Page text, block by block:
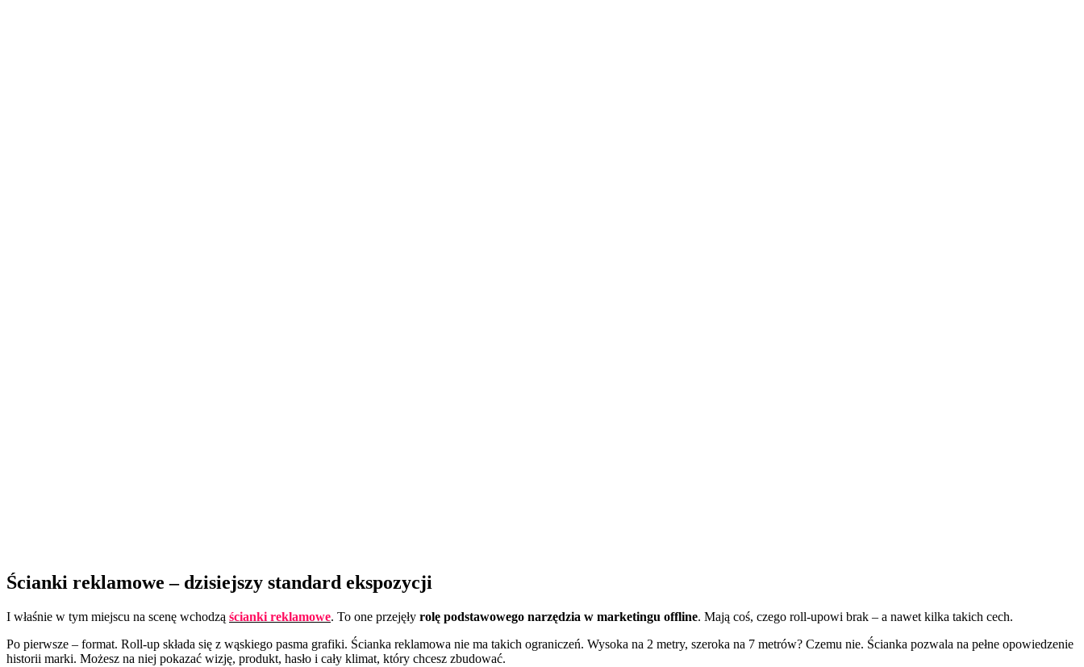
Ścianki reklamowe – dzisiejszy standard ekspozycji
I właśnie w tym miejscu na scenę wchodzą ścianki reklamowe. To one przejęły rolę podstawowego narzędzia w marketingu offline. Mają coś, czego roll-upowi brak – a nawet kilka takich cech.
Po pierwsze – format. Roll-up składa się z wąskiego pasma grafiki. Ścianka reklamowa nie ma takich ograniczeń. Wysoka na 2 metry, szeroka na 7 metrów? Czemu nie. Ścianka pozwala na pełne opowiedzenie
historii marki. Możesz na niej pokazać wizję, produkt, hasło i cały klimat, który chcesz zbudować.